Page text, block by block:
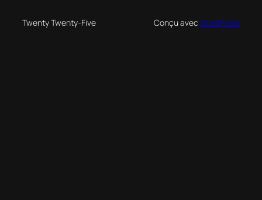
Twenty Twenty-Five Conçu avec WordPress